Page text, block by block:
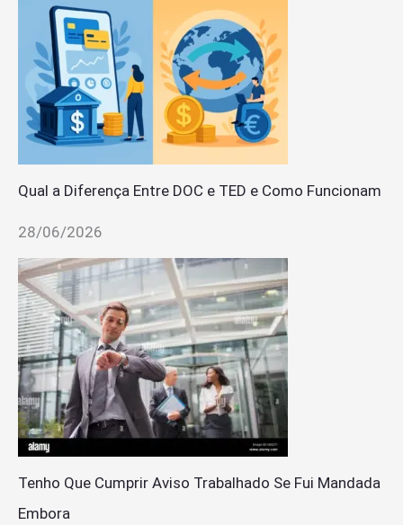
Qual a Diferença Entre DOC e TED e Como Funcionam
28/06/2026
Tenho Que Cumprir Aviso Trabalhado Se Fui Mandada
Embora